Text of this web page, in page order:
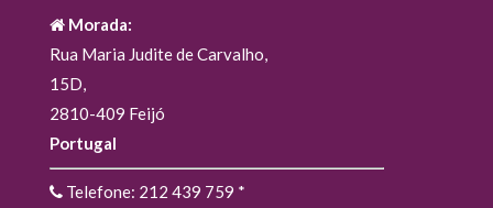
Morada:
Rua Maria Judite de Carvalho,
15D,
2810-409 Feijó
Portugal
Telefone: 212 439 759 *